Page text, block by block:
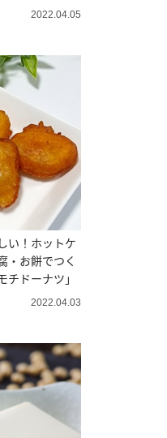
2022.04.05
い！ホットケ
・お餅でつく
チドーナツ」
2022.04.03